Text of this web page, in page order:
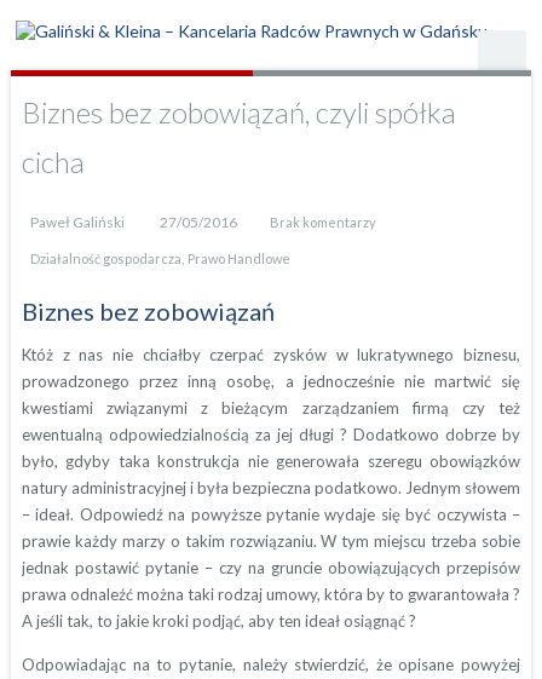
Biznes bez zobowiązań, czyli spółka
cicha
Paweł Galiński 27/05/2016 Brak komentarzy
Działalność gospodarcza, Prawo Handlowe
Biznes bez zobowiązań
Któż z nas nie chciałby czerpać zysków w lukratywnego biznesu,
prowadzonego przez inną osobę, a jednocześnie nie martwić się
kwestiami związanymi z bieżącym zarządzaniem firmą czy też
ewentualną odpowiedzialnością za jej długi ? Dodatkowo dobrze by
było, gdyby taka konstrukcja nie generowała szeregu obowiązków
natury administracyjnej i była bezpieczna podatkowo. Jednym słowem
– ideał. Odpowiedź na powyższe pytanie wydaje się być oczywista –
prawie każdy marzy o takim rozwiązaniu. W tym miejscu trzeba sobie
jednak postawić pytanie – czy na gruncie obowiązujących przepisów
prawa odnaleźć można taki rodzaj umowy, która by to gwarantowała ?
A jeśli tak, to jakie kroki podjąć, aby ten ideał osiągnąć ?
Odpowiadając na to pytanie, należy stwierdzić, że opisane powyżej